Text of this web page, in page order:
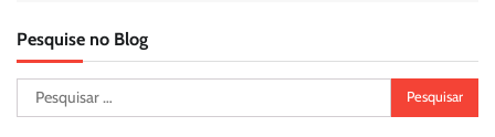
Pesquise no Blog
Pesquisar
por: